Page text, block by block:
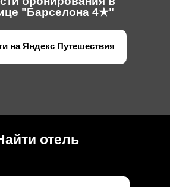
"Барселона 4★"
на Яндекс Путешествия
отель